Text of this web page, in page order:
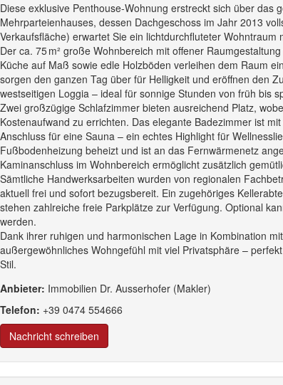
Diese exklusive Penthouse-Wohnung erstreckt sich über das
Mehrparteienhauses, dessen Dachgeschoss im Jahr 2013
Verkaufsfläche) erwartet Sie ein lichtdurchfluteter
Der ca. 75 m² große Wohnbereich mit offener
Küche auf Maß sowie edle Holzböden verleihen dem Raum
sorgen den ganzen Tag über für Helligkeit und eröffnen den
westseitigen Loggia – ideal für sonnige Stunden von früh bis
Zwei großzügige Schlafzimmer bieten ausreichend Platz,
Kostenaufwand zu errichten. Das elegante Badezimmer ist
Anschluss für eine Sauna – ein echtes Highlight für
Fußbodenheizung beheizt und ist an das Fernwärmenetz
Kaminanschluss im Wohnbereich ermöglicht zusätzlich
Sämtliche Handwerksarbeiten wurden von regionalen
aktuell frei und sofort bezugsbereit. Ein zugehöriges
stehen zahlreiche freie Parkplätze zur Verfügung. Optional
werden.
Dank ihrer ruhigen und harmonischen Lage in Kombination
außergewöhnliches Wohngefühl mit viel Privatsphäre –
Stil.
Anbieter: Immobilien Dr. Ausserhofer (Makler)
Telefon: +39 0474554666
Nachricht schreiben